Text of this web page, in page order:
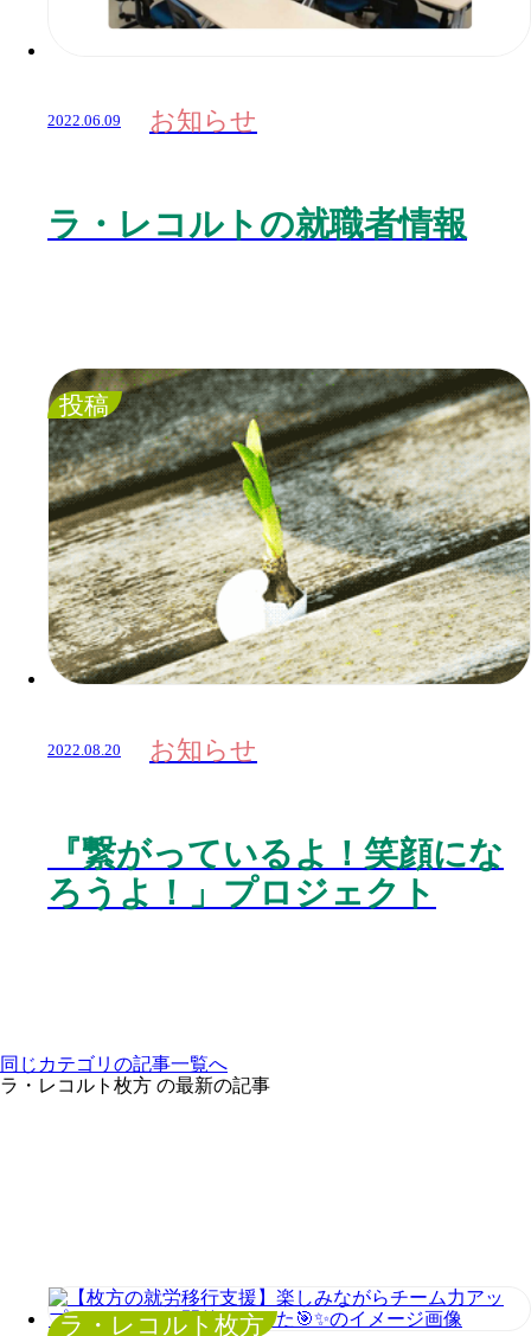
2022.06.09 お知らせ
ラ・レコルトの就職者情報
投稿
2022.08.20 お知らせ
『繋がっているよ！笑顔にな
ろうよ！」プロジェクト
同じカテゴリの記事⼀覧へ
ラ・レコルト枚方 の最新の記事
ラ・レコルト枚方